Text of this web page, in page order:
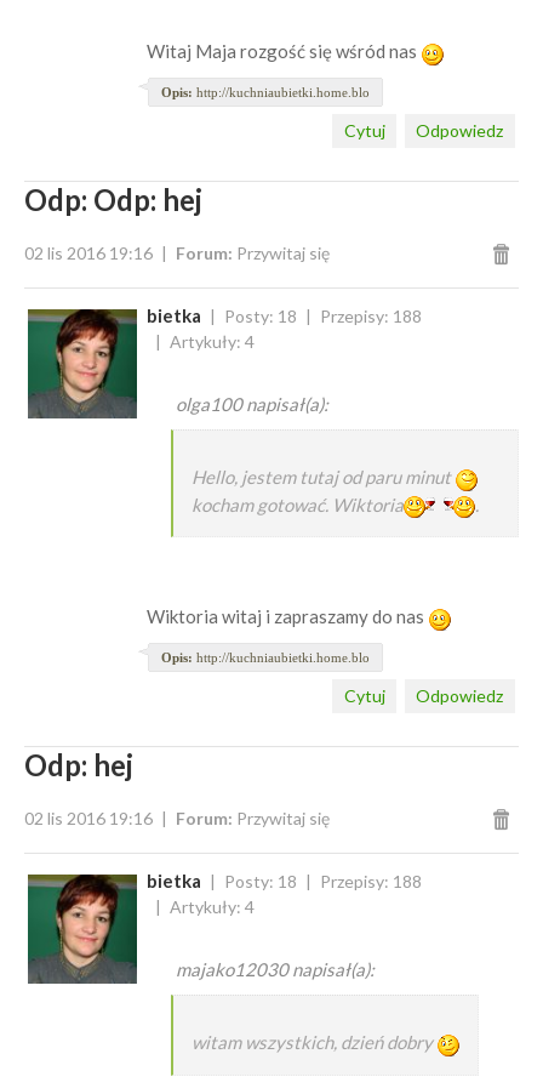
Witaj Maja rozgość się wśród nas
Opis: http://kuchniaubietki.home.blo
Odpowiedz
Cytuj
Odp: Odp: hej
02 lis 2016 19:16 Forum: Przywitaj się
bietka Posty: 18
Przepisy: 188
Artykuły: 4
olga100 napisał(a):
Hello, jestem tutaj od paru minut
kocham gotować. Wiktoria
.
Wiktoria witaj i zapraszamy do nas
Opis: http://kuchniaubietki.home.blo
Odpowiedz
Cytuj
Odp: hej
02 lis 2016 19:16 Forum: Przywitaj się
bietka Posty: 18
Przepisy: 188
Artykuły: 4
majako12030 napisał(a):
witam wszystkich, dzień dobry